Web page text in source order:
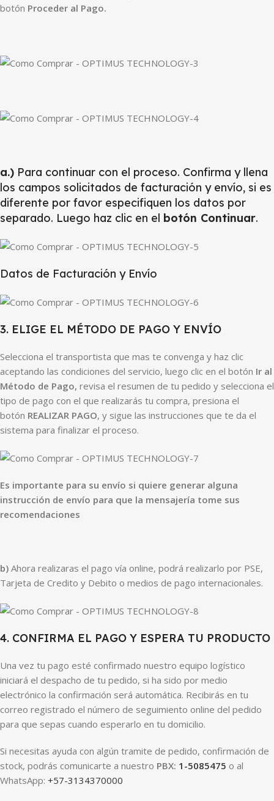
botón Proceder al Pago.
a.) Para continuar con el proceso. Confirma y llena
los campos solicitados de facturación y envío, si es
diferente por favor especifiquen los datos por
separado. Luego haz clic en el botón Continuar.
Datos de Facturación y Envío
3. ELIGE EL MÉTODO DE PAGO Y ENVÍO
Selecciona el transportista que mas te convenga y haz clic
aceptando las condiciones del servicio, luego clic en el botón Ir al
Método de Pago, revisa el resumen de tu pedido y selecciona el
tipo de pago con el que realizarás tu compra, presiona el
botón REALIZAR PAGO, y sigue las instrucciones que te da el
sistema para finalizar el proceso.
Es importante para su envío si quiere generar alguna
instrucción de envío para que la mensajería tome sus
recomendaciones
b) Ahora realizaras el pago vía online, podrá realizarlo por PSE,
Tarjeta de Credito y Debito o medios de pago internacionales.
4. CONFIRMA EL PAGO Y ESPERA TU PRODUCTO
Una vez tu pago esté confirmado nuestro equipo logístico
iniciará el despacho de tu pedido, si ha sido por medio
electrónico la confirmación será automática. Recibirás en tu
correo registrado el número de seguimiento online del pedido
para que sepas cuando esperarlo en tu domicilio.
Si necesitas ayuda con algún tramite de pedido, confirmación de
stock, podrás comunicarte a nuestro PBX: 1-5085475 o al
WhatsApp: +57-3134370000